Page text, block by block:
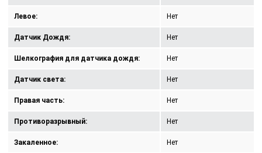
Левое: Нет
Датчик Дождя: Нет
Шелкография для датчика дождя: Нет
Датчик света: Нет
Правая часть: Нет
Противоразрывный: Нет
Закаленное: Нет